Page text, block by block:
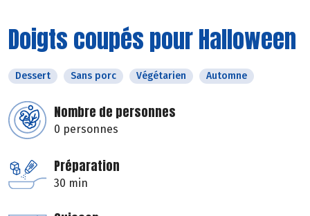
Doigts coupés pour Halloween
Dessert Sans porc Végétarien Automne
Nombre de personnes
0 personnes
Préparation
30 min